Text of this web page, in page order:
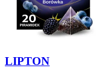
LIPTON